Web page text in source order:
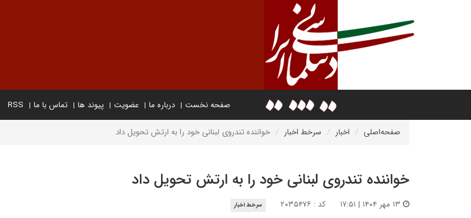
صفحه نخست درباره ما عضویت پیوند ها تماس با ما RSS
صفحه‌اصلی اخبار سرخط اخبار خواننده تندروی لبنانی خود را به ارتش تحویل داد
خواننده تندروی لبنانی خود را به ارتش تحویل داد
کد : ۲۰۳۵۴۷۶ سرخط اخبار